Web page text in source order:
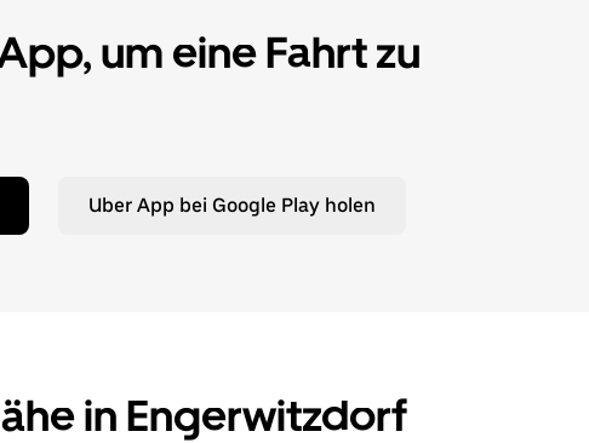
um eine Fahrt zu
Uber App bei Google Play holen
in Engerwitzdorf